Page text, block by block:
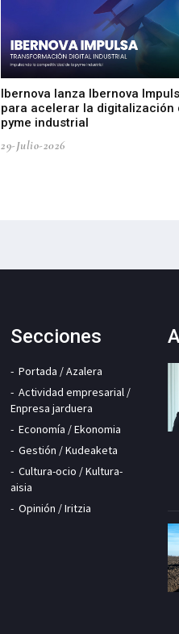
Ibernova lanza Ibernova
para acelerar la digitalización
pyme industrial
29-Julio-2026
Secciones
Portada / Azalera
Actividad empresarial /
Enpresa jarduera
Economía / Ekonomia
Gestión / Kudeaketa
Cultura-ocio / Kultura-
aisia
Opinión / Iritzia